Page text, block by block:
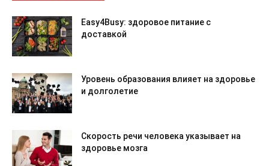
Easy4Busy: здоровое питание с
доставкой
Уровень образования влияет на здоровье
и долголетие
Скорость речи человека указывает на
здоровье мозга